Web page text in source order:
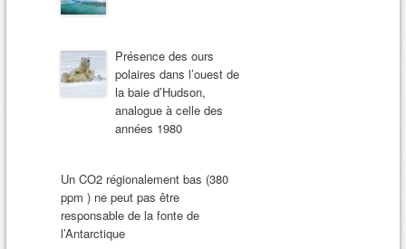
Présence des ours
polaires dans l’ouest de
la baie d’Hudson,
analogue à celle des
années 1980
Un CO2 régionalement bas (380
ppm ) ne peut pas être
responsable de la fonte de
l’Antarctique